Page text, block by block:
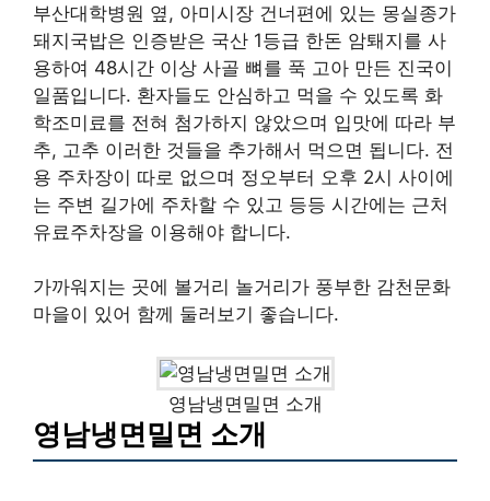
부산대학병원 옆, 아미시장 건너편에 있는 몽실종가
돼지국밥은 인증받은 국산 1등급 한돈 암퇘지를 사
용하여 48시간 이상 사골 뼈를 푹 고아 만든 진국이
일품입니다. 환자들도 안심하고 먹을 수 있도록 화
학조미료를 전혀 첨가하지 않았으며 입맛에 따라 부
추, 고추 이러한 것들을 추가해서 먹으면 됩니다. 전
용 주차장이 따로 없으며 정오부터 오후 2시 사이에
는 주변 길가에 주차할 수 있고 등등 시간에는 근처
유료주차장을 이용해야 합니다.
가까워지는 곳에 볼거리 놀거리가 풍부한 감천문화
마을이 있어 함께 둘러보기 좋습니다.
영남냉면밀면 소개
영남냉면밀면 소개